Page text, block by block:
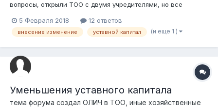
вопросы, открыли ТОО с двумя учредителями, но все
приписано сколько и какой учредитель имеет % от чистого
дохода, какой уставной капитал, думаю это было прописано
5 Февраля 2018 12 ответов
внесение изменение уставной капитал (и еще 1 )
Уменьшения уставного капитала
тема форума создал ОЛИЧ в ТОО, иные хозяйственные